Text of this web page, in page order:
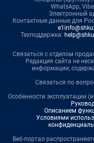
WhatsApp,
Электронный
Контактные данные для
Техподдержка:
Связаться с отделом
Редакция сайта не
информации,
Связаться по
Особенности эксплуатации
Описанием
Условиями
Веб-портал